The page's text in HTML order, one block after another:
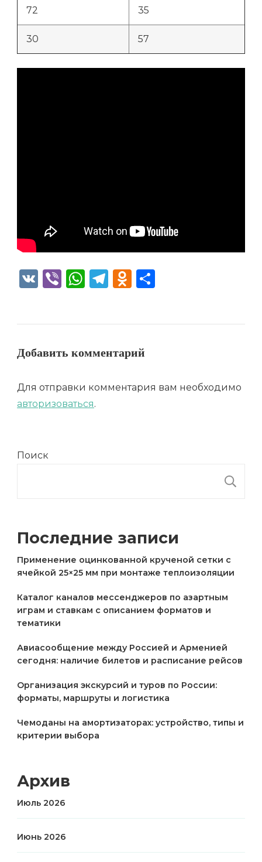
72 35
30 57
VK ViberWhatsApp
Telegram
Odnoklassniki
Добавить комментарий
Для отправки комментария вам необходимо
авторизоваться.
Поиск
Последние записи
Применение оцинкованной крученой сетки с
ячейкой 25×25 мм при монтаже теплоизоляции
Каталог каналов мессенджеров по азартным
играм и ставкам с описанием форматов и
тематики
Авиасообщение между Россией и Арменией
сегодня: наличие билетов и расписание рейсов
Организация экскурсий и туров по России:
форматы, маршруты и логистика
Чемоданы на амортизаторах: устройство, типы и
критерии выбора
Архив
Июль 2026
Июнь 2026